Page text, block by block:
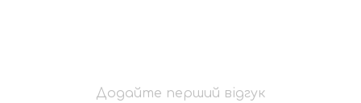
Додайте перший відгук